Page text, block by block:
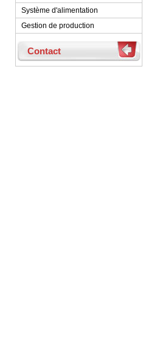
Système d'alimentation
Gestion de production
Contact